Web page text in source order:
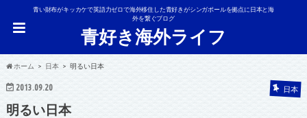
青い財布がキッカケで英語力ゼロで海外移住した青好きがシンガポールを拠点に日本と海
外を繋ぐブログ
青好き海外ライフ
ホーム 日本 明るい日本
2013.09.20 日本
明るい日本